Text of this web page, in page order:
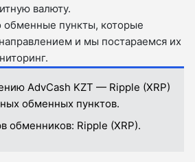
валюту.
пункты, которые
и мы постараемся их
AdvCash KZT — Ripple (XRP)
обменных пунктов.
обменников: Ripple (XRP).